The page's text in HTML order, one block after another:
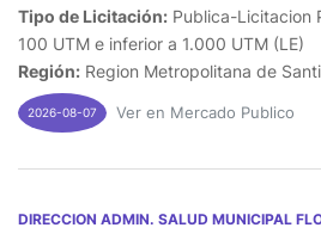
Tipo de Licitación: Publica-Licitacion
100 UTM e inferior a 1.000 UTM (LE)
Región: Region Metropolitana de
2026-08-07 Ver en Mercado Publico
DIRECCION ADMIN. SALUD MUNICIPAL